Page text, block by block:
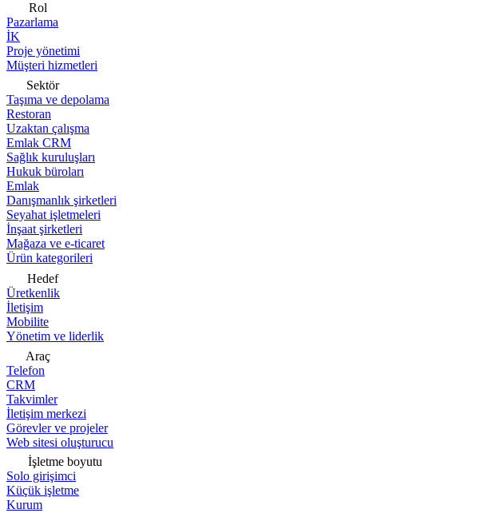
Rol
Pazarlama
İK
Proje yönetimi
Müşteri hizmetleri
Sektör
Taşıma ve depolama
Restoran
Uzaktan çalışma
Emlak CRM
Sağlık kuruluşları
Hukuk büroları
Emlak
Danışmanlık şirketleri
Seyahat işletmeleri
İnşaat şirketleri
Mağaza ve e-ticaret
Ürün kategorileri
Hedef
Üretkenlik
İletişim
Mobilite
Yönetim ve liderlik
Araç
Telefon
CRM
Takvimler
İletişim merkezi
Görevler ve projeler
Web sitesi oluşturucu
İşletme boyutu
Solo girişimci
Küçük işletme
Kurum